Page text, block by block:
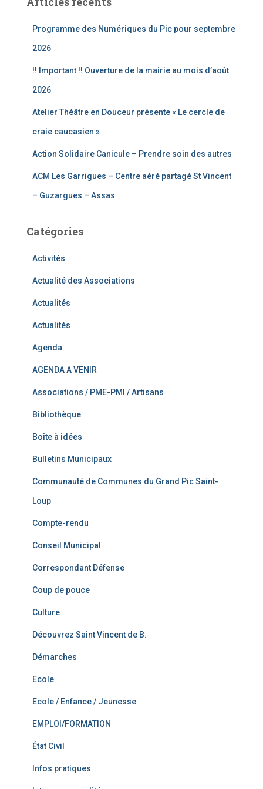
r
Programme des Numériques du Pic pour septembre
2026
!! Important !! Ouverture de la mairie au mois d’août
2026
Atelier Théâtre en Douceur présente « Le cercle de
craie caucasien »
Action Solidaire Canicule – Prendre soin des autres
ACM Les Garrigues – Centre aéré partagé St Vincent
– Guzargues – Assas
Catégories
Activités
Actualité des Associations
Actualités
Actualités
Agenda
AGENDA A VENIR
Associations / PME-PMI / Artisans
Bibliothèque
Boîte à idées
Bulletins Municipaux
Communauté de Communes du Grand Pic Saint-
Loup
Compte-rendu
Conseil Municipal
Correspondant Défense
Coup de pouce
Culture
Découvrez Saint Vincent de B.
Démarches
Ecole
Ecole / Enfance / Jeunesse
EMPLOI/FORMATION
État Civil
Infos pratiques